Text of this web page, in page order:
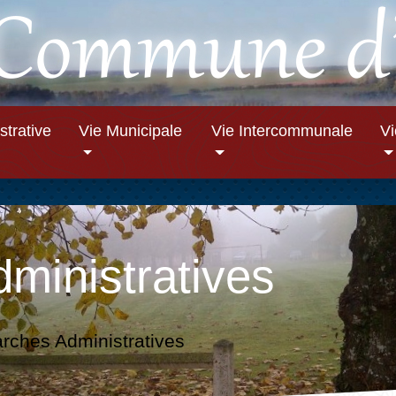
Vie Municipale Vie Intercommunale
Administratives